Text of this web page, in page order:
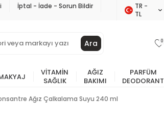
İptal - İade - Sorun Bildir
TR −
TL
Ara 0
VITAMIN
SAĞLIK
AĞIZ
BAKIMI
PARFÜM
DEODORANT
Ağız Çalkalama Suyu 240 ml